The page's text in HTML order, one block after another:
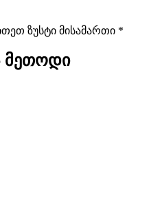
ზუსტი მისამართი *
მეთოდი